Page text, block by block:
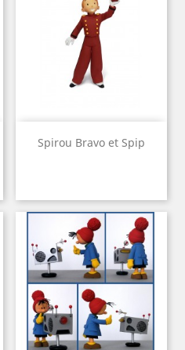
Spirou Bravo et Spip